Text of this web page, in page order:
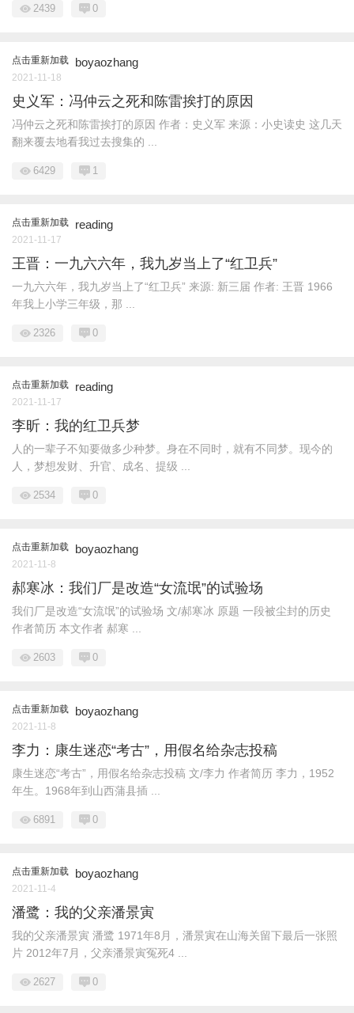
2439 0
点击重新加载 boyaozhang
2021-11-18
史义军：冯仲云之死和陈雷挨打的原因
冯仲云之死和陈雷挨打的原因 作者：史义军 来源：小史读史 这几天
翻来覆去地看我过去搜集的 ...
6429 1
点击重新加载 reading
2021-11-17
王晋：一九六六年，我九岁当上了“红卫兵”
一九六六年，我九岁当上了“红卫兵” 来源: 新三届 作者: 王晋 1966
年我上小学三年级，那 ...
2326 0
点击重新加载 reading
2021-11-17
李昕：我的红卫兵梦
人的一辈子不知要做多少种梦。身在不同时，就有不同梦。现今的
人，梦想发财、升官、成名、提级 ...
2534 0
点击重新加载 boyaozhang
2021-11-8
郝寒冰：我们厂是改造“女流氓”的试验场
我们厂是改造“女流氓”的试验场 文/郝寒冰 原题 一段被尘封的历史
作者简历 本文作者 郝寒 ...
2603 0
点击重新加载 boyaozhang
2021-11-8
李力：康生迷恋“考古”，用假名给杂志投稿
康生迷恋“考古”，用假名给杂志投稿 文/李力 作者简历 李力，1952
年生。1968年到山西蒲县插 ...
6891 0
点击重新加载 boyaozhang
2021-11-4
潘鹭：我的父亲潘景寅
我的父亲潘景寅 潘鹭 1971年8月，潘景寅在山海关留下最后一张照
片 2012年7月，父亲潘景寅冤死4 ...
2627 0